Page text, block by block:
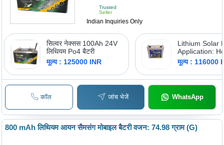
Trusted
Seller
Indian Inquiries Only
सिल्वर नेक्सस 100Ah 24V
लिथियम Po4 बैटरी
मूल्य : 125000 INR
Lithium Solar
Application:
मूल्य : 116000
कॉल जांच भेजें WhatsApp
800 mAh लिथियम आयन सैमसंग मोबाइल बैटरी वजन: 74.98 ग्राम (G)